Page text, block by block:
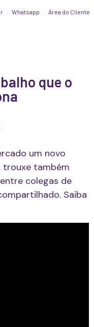
Whatsapp Área do Cliente
que o
um novo
trouxe também
colegas de
Saiba